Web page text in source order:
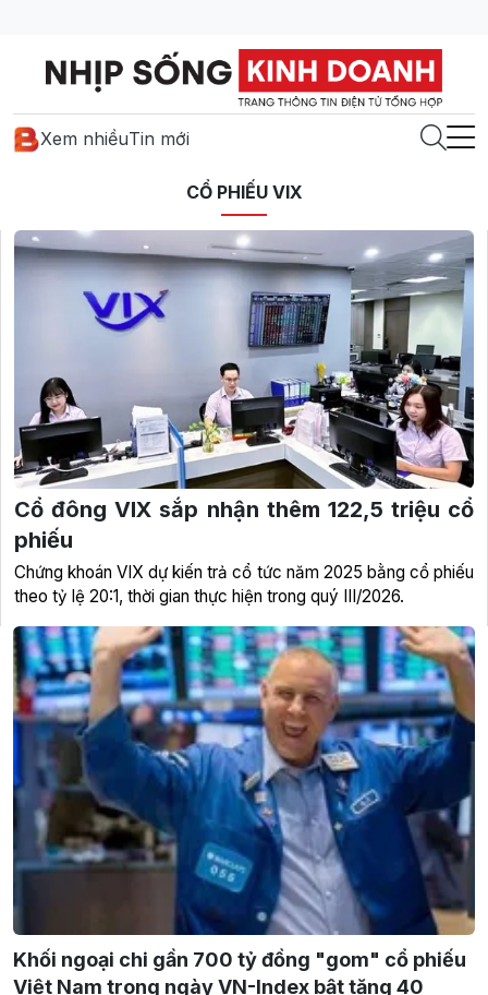
Xem nhiềuTin mới
CỔ PHIẾU VIX
Khối ngoại chi gần 700 tỷ đồng "gom" cổ phiếu
Việt Nam trong ngày VN-Index bật tăng 40
Cổ đông VIX sắp nhận thêm 122,5 triệu cổ
phiếu
Chứng khoán VIX dự kiến trả cổ tức năm 2025 bằng cổ phiếu
theo tỷ lệ 20:1, thời gian thực hiện trong quý III/2026.